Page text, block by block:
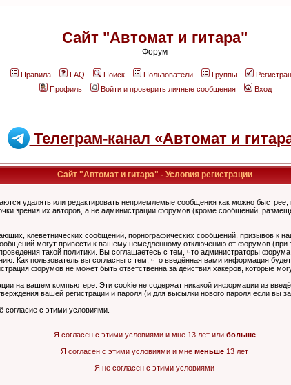
Сайт "Автомат и гитара"
Форум
Правила FAQ Поиск Пользователи Группы
Профиль
Войти и проверить личные сообщения Вход
Телеграм-канал «Автомат и
Сайт "Автомат и гитара" - Условия регистрации
удалять или редактировать неприемлемые сообщения как можно
зрения их авторов, а не администрации форумов (кроме сообщений,
клеветнических сообщений, порнографических сообщений, призывов к
могут привести к вашему немедленному отключению от форумов (при
такой политики. Вы соглашаетесь с тем, что администраторы
Как пользователь вы согласны с тем, что введённая вами информация
форумов не может быть ответственна за действия хакеров, которые
на вашем компьютере. Эти cookie не содержат никакой информации из
вашей регистрации и пароля (и для высылки нового пароля если вы
согласие с этими условиями.
Я согласен с этими условиями и мне 13 лет или больше
Я согласен с этими условиями и мне меньше 13 лет
Я не согласен с этими условиями